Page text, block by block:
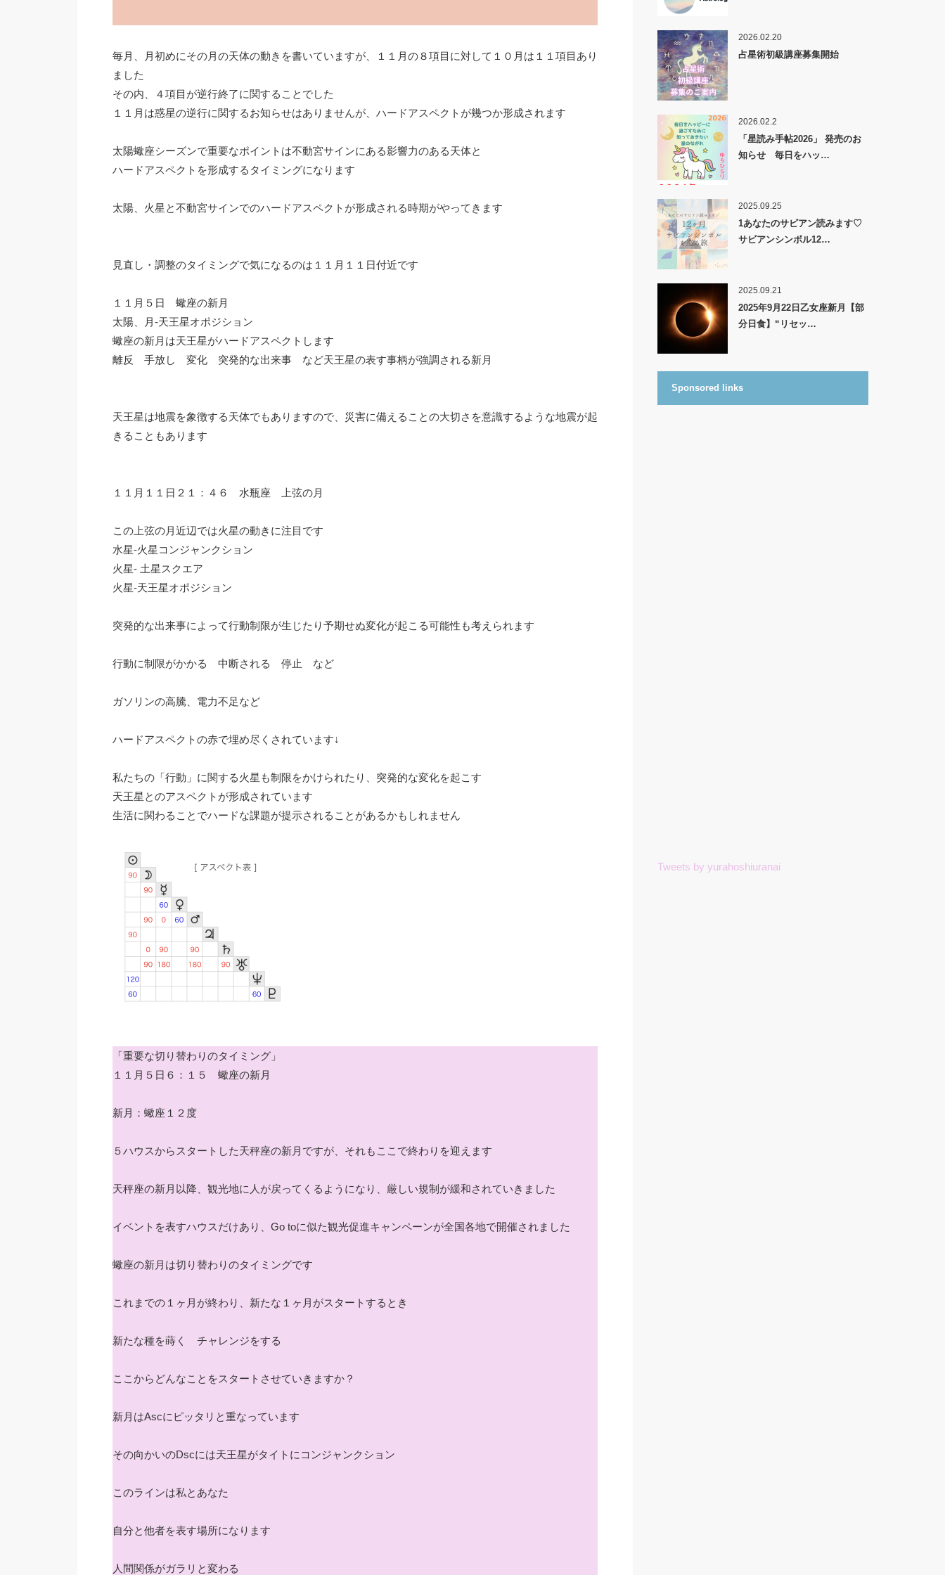
毎月、月初めにその月の天体の動きを書いていますが、１１月の８項目に対して１０月は１１項目あり
ました
その内、４項目が逆行終了に関することでした
１１月は惑星の逆行に関するお知らせはありませんが、ハードアスペクトが幾つか形成されます
太陽蠍座シーズンで重要なポイントは不動宮サインにある影響力のある天体と
ハードアスペクトを形成するタイミングになります
太陽、火星と不動宮サインでのハードアスペクトが形成される時期がやってきます
見直し・調整のタイミングで気になるのは１１月１１日付近です
１１月５日 蠍座の新月
太陽、月-天王星オポジション
蠍座の新月は天王星がハードアスペクトします
離反 手放し 変化 突発的な出来事 など天王星の表す事柄が強調される新月
天王星は地震を象徴する天体でもありますので、災害に備えることの大切さを意識するような地震が起
きることもあります
１１月１１日２１：４６ 水瓶座 上弦の月
この上弦の月近辺では火星の動きに注目です
水星-火星コンジャンクション
火星- 土星スクエア
火星-天王星オポジション
突発的な出来事によって行動制限が生じたり予期せぬ変化が起こる可能性も考えられます
行動に制限がかかる 中断される 停止 など
ガソリンの高騰、電力不足など
ハードアスペクトの赤で埋め尽くされています↓
私たちの「行動」に関する火星も制限をかけられたり、突発的な変化を起こす
天王星とのアスペクトが形成されています
生活に関わることでハードな課題が提示されることがあるかもしれません
「重要な切り替わりのタイミング」
１１月５日６：１５ 蠍座の新月
新月：蠍座１２度
５ハウスからスタートした天秤座の新月ですが、それもここで終わりを迎えます
天秤座の新月以降、観光地に人が戻ってくるようになり、厳しい規制が緩和されていきました
イベントを表すハウスだけあり、Go toに似た観光促進キャンペーンが全国各地で開催されました
蠍座の新月は切り替わりのタイミングです
これまでの１ヶ月が終わり、新たな１ヶ月がスタートするとき
新たな種を蒔く チャレンジをする
ここからどんなことをスタートさせていきますか？
新月はAscにピッタリと重なっています
その向かいのDscには天王星がタイトにコンジャンクション
このラインは私とあなた
自分と他者を表す場所になります
人間関係がガラリと変わる
2026.02.20
占星術初級講座募集開始
2026.02.2
「星読み手帖2026」 発売のお
知らせ 毎日をハッ…
2025.09.25
1あなたのサビアン読みます♡
サビアンシンボル12…
2025.09.21
2025年9月22日乙女座新月【部
分日食】“リセッ…
Sponsored links
Tweets by yurahoshiuranai